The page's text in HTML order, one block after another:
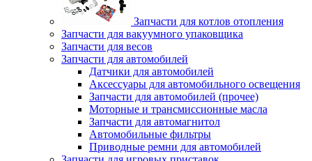
Запчасти для котлов отопления
Запчасти для вакуумного упаковщика
Запчасти для весов
Запчасти для автомобилей
Датчики для автомобилей
Аксессуары для автомобильного освещения
Запчасти для автомобилей (прочее)
Моторные и трансмиссионные масла
Запчасти для автомагнитол
Автомобильные фильтры
Приводные ремни для автомобилей